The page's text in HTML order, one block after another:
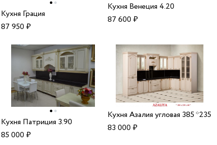
Кухня Грация
87 950₽
Кухня Венеция 4.20
87 600₽
Кухня Патриция 3.90
85 000₽
Кухня Азалия угловая 385 *235
83 000₽